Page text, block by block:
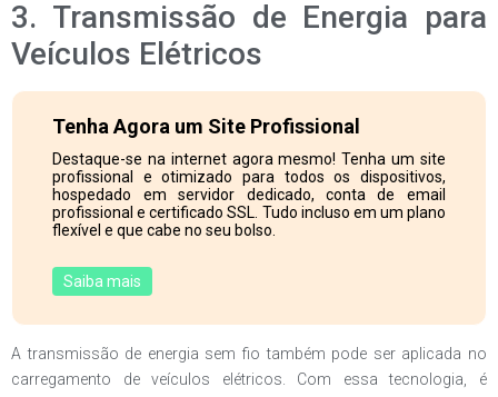
3. Transmissão de Energia para
Veículos Elétricos
Tenha Agora um Site Profissional
Destaque-se na internet agora mesmo! Tenha um site
profissional e otimizado para todos os dispositivos,
hospedado em servidor dedicado, conta de email
profissional e certificado SSL. Tudo incluso em um plano
flexível e que cabe no seu bolso.
Saiba mais
A transmissão de energia sem fio também pode ser aplicada no
carregamento de veículos elétricos. Com essa tecnologia, é